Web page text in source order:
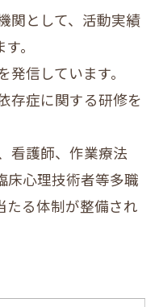
関として、活動実績
。
信しています。
存症に関する研修を
看護師、作業療法
床心理技術者等多職
たる体制が整備され